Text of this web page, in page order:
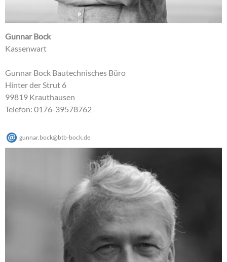
Gunnar Bock
Kassenwart
Gunnar Bock Bautechnisches Büro
Hinter der Strut 6
99819 Krauthausen
Telefon: 0176-39578762
gunnar.bock@btb-bock.de